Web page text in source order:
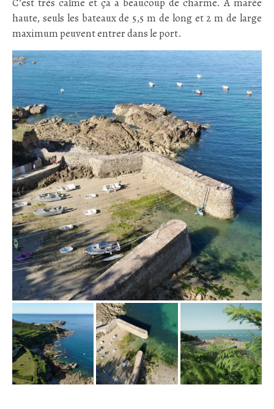
haute, seuls les bateaux de 5,5 m de long et 2 m de large
maximum peuvent entrer dans le port.